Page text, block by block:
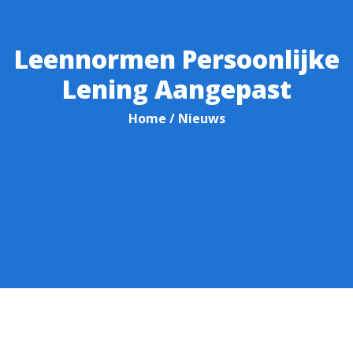
Leennormen Persoonlijke
Lening Aangepast
Home / Nieuws